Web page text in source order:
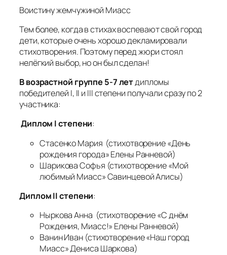
Воистину жемчужиной Миасс
Тем более, когда в стихах воспевают свой город
дети, которые очень хорошо декламировали
стихотворения. Поэтому перед жюри стоял
нелёгкий выбор, но он был сделан!
В возрастной группе 5-7 летдипломы
победителей I, II и III степени получали сразу по 2
участника:
Диплом Iстепени:
Стасенко Мария (стихотворение «День
рождения города» Елены Ранневой)
Шарикова Софья (стихотворение «Мой
любимый Миасс» Савинцевой Алисы)
ДипломIIстепени:
Ныркова Анна (стихотворение «С днём
Рождения, Миасс!» Елены Ранневой)
Ванин Иван (стихотворение «Наш город
Миасс» Дениса Шаркова)